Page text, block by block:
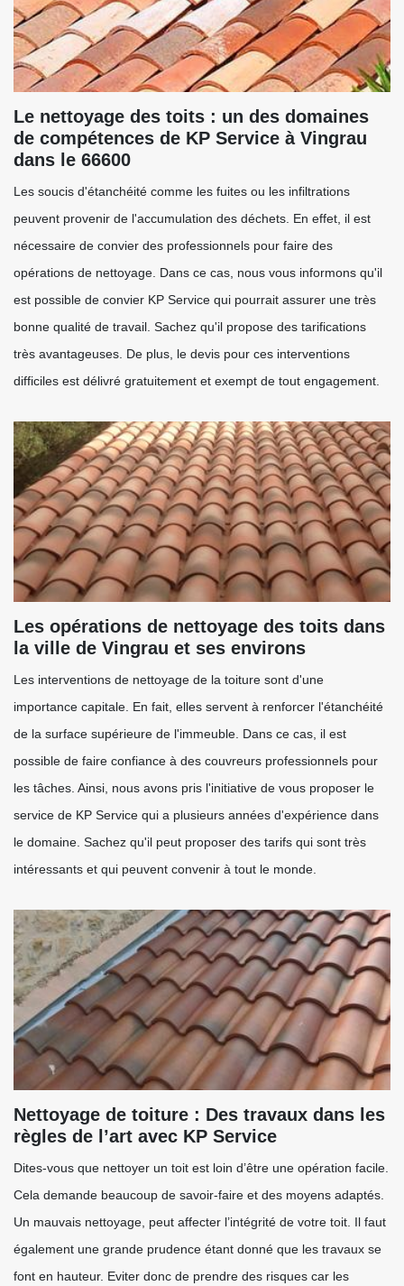
Le nettoyage des toits : un des domaines
de compétences de KP Service à Vingrau
dans le 66600
Les soucis d'étanchéité comme les fuites ou les infiltrations
peuvent provenir de l'accumulation des déchets. En effet, il est
nécessaire de convier des professionnels pour faire des
opérations de nettoyage. Dans ce cas, nous vous informons qu'il
est possible de convier KP Service qui pourrait assurer une très
bonne qualité de travail. Sachez qu'il propose des tarifications
très avantageuses. De plus, le devis pour ces interventions
difficiles est délivré gratuitement et exempt de tout engagement.
Les opérations de nettoyage des toits dans
la ville de Vingrau et ses environs
Les interventions de nettoyage de la toiture sont d'une
importance capitale. En fait, elles servent à renforcer l'étanchéité
de la surface supérieure de l'immeuble. Dans ce cas, il est
possible de faire confiance à des couvreurs professionnels pour
les tâches. Ainsi, nous avons pris l'initiative de vous proposer le
service de KP Service qui a plusieurs années d'expérience dans
le domaine. Sachez qu'il peut proposer des tarifs qui sont très
intéressants et qui peuvent convenir à tout le monde.
Nettoyage de toiture : Des travaux dans les
règles de l’art avec KP Service
Dites-vous que nettoyer un toit est loin d’être une opération facile.
Cela demande beaucoup de savoir-faire et des moyens adaptés.
Un mauvais nettoyage, peut affecter l’intégrité de votre toit. Il faut
également une grande prudence étant donné que les travaux se
font en hauteur. Eviter donc de prendre des risques car les